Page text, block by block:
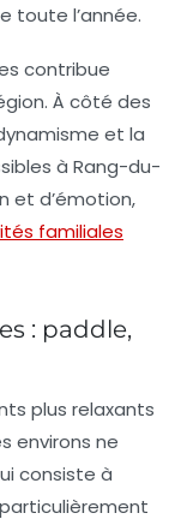
toute l’année.
contribue
À côté des
et la
à Rang-du-
et d’émotion,
familiales
: paddle,
plus relaxants
environs ne
consiste à